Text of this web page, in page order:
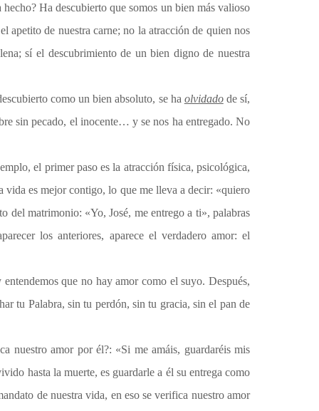
Ha descubierto que somos un bien más valioso
apetito de nuestra carne; no la atracción de quien nos
sí el descubrimiento de un bien digno de nuestra
como un bien absoluto, se ha olvidadode sí,
sin pecado, el inocente… y se nos ha entregado. No
el primer paso es la atracción física, psicológica,
vida es mejor contigo, lo que me lleva a decir: «quiero
del matrimonio: «Yo, José, me entrego a ti», palabras
los anteriores, aparece el verdadero amor: el
que no hay amor como el suyo. Después,
tu Palabra, sin tu perdón, sin tu gracia, sin el pan de
nuestro amor por él?: «Si me amáis, guardaréis mis
hasta la muerte, es guardarle a él su entrega como
de nuestra vida, en eso se verifica nuestro amor